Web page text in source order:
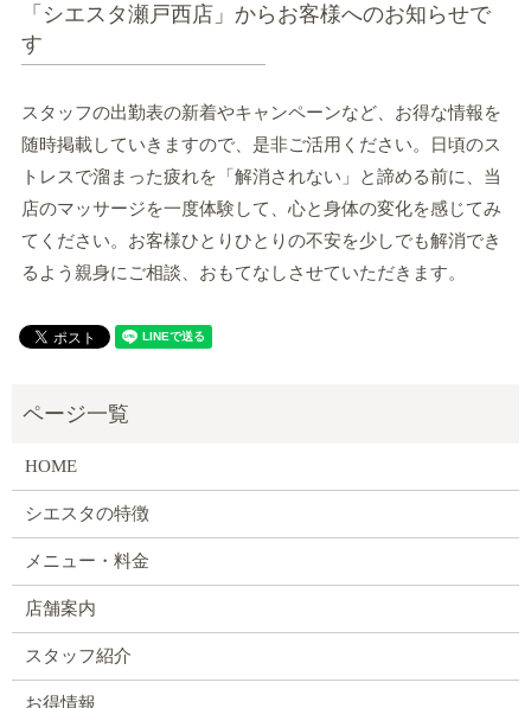
「シエスタ瀬戸西店」からお客様へのお知らせで
す
スタッフの出勤表の新着やキャンペーンなど、お得な情報を
随時掲載していきますので、是非ご活用ください。日頃のス
トレスで溜まった疲れを「解消されない」と諦める前に、当
店のマッサージを一度体験して、心と身体の変化を感じてみ
てください。お客様ひとりひとりの不安を少しでも解消でき
るよう親身にご相談、おもてなしさせていただきます。
HOME
シエスタの特徴
メニュー・料金
店舗案内
スタッフ紹介
お得情報